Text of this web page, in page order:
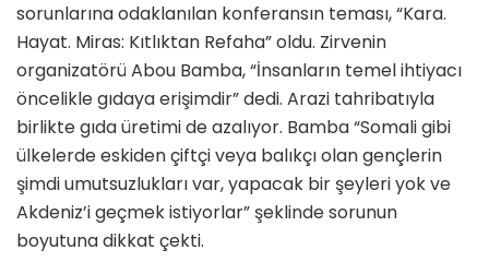
sorunlarına odaklanılan konferansın teması, “Kara.
Hayat. Miras: Kıtlıktan Refaha” oldu. Zirvenin
organizatörü Abou Bamba, “İnsanların temel ihtiyacı
öncelikle gıdaya erişimdir” dedi. Arazi tahribatıyla
birlikte gıda üretimi de azalıyor. Bamba “Somali gibi
ülkelerde eskiden çiftçi veya balıkçı olan gençlerin
şimdi umutsuzlukları var, yapacak bir şeyleri yok ve
Akdeniz’i geçmek istiyorlar” şeklinde sorunun
boyutuna dikkat çekti.